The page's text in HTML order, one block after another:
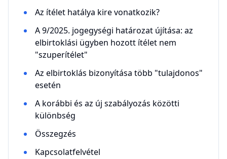
Az ítélet hatálya kire vonatkozik?
A 9/2025. jogegységi határozat újítása: az
elbirtoklási ügyben hozott ítélet nem
"szuperítélet"
Az elbirtoklás bizonyítása több "tulajdonos"
esetén
A korábbi és az új szabályozás közötti
különbség
Összegzés
Kapcsolatfelvétel